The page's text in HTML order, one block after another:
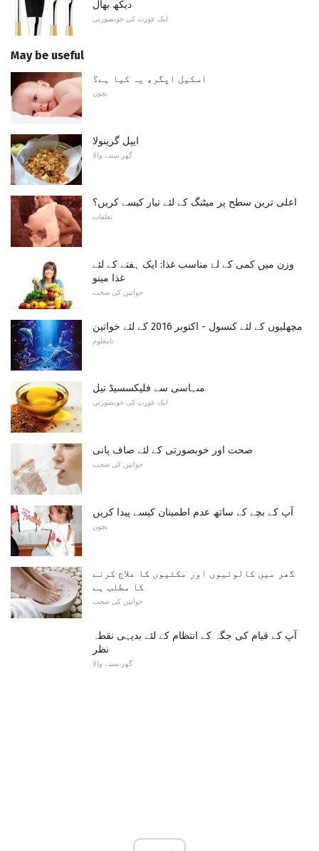
دیکھ بھال
ایک عورت کی خوبصورتی
May be useful
اسکیل اپگر، یہ کیا ہے؟
بچوں
ایپل گرینولا
گھر سننے والا
اعلی ترین سطح پر میٹنگ کے لئے تیار کیسے کریں؟
تعلقات
وزن میں کمی کے لۓ مناسب غذا: ایک ہفتے کے لئے
غذا مینو
خواتین کی صحت
مچھلیوں کے لئے کنسول - اکتوبر 2016 کے لئے خواتین
نامعلوم
مںہاسی سے فلیکسسیڈ تیل
ایک عورت کی خوبصورتی
صحت اور خوبصورتی کے لئے صاف پانی
خواتین کی صحت
آپ کے بچے کے ساتھ عدم اطمینان کیسے پیدا کریں
بچوں
گھر میں کالونیوں اور مکئیوں کا علاج کرنے
کا مطلب ہے
خواتین کی صحت
آپ کے قیام کی جگہ کے انتظام کے لئے بدیہی نقطہ
نظر
گھر سننے والا